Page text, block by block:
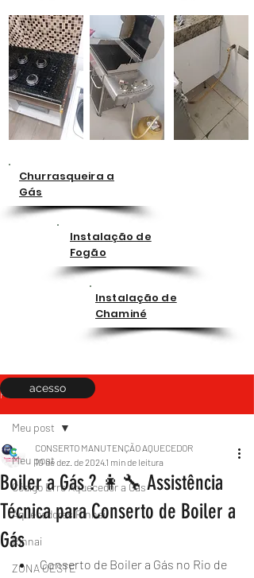
Churrasqueira a
Gás
Instalação de
Fogão
Instalação de
Chaminé
Post
Meu post
Código Erro Aquecedor a Gás
Aquecedores Rinnai
Rinnai
ZONA OESTE
Meu post
Boiler a Gás ? 👩‍🔧 Assistência
Técnica para Conserto de Boiler a
Gás
CONSERTO MANUTENÇÃO AQUECEDOR
10 de dez. de 20241 min de leitura
Conserto de Boiler a Gás no Rio de
acesso